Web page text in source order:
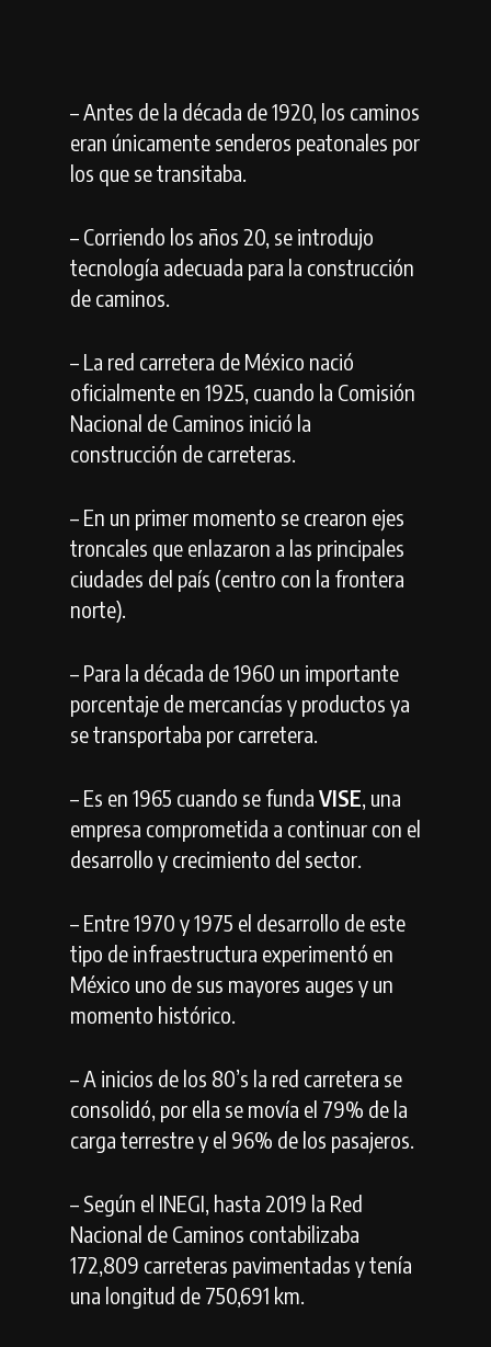
– Antes de la década de 1920, los caminos
eran únicamente senderos peatonales por
los que se transitaba.
– Corriendo los años 20, se introdujo
tecnología adecuada para la construcción
de caminos.
– La red carretera de México nació
oficialmente en 1925, cuando la Comisión
Nacional de Caminos inició la
construcción de carreteras.
– En un primer momento se crearon ejes
troncales que enlazaron a las principales
ciudades del país (centro con la frontera
norte).
– Para la década de 1960 un importante
porcentaje de mercancías y productos ya
se transportaba por carretera.
– Es en 1965 cuando se funda VISE, una
empresa comprometida a continuar con el
desarrollo y crecimiento del sector.
– Entre 1970 y 1975 el desarrollo de este
tipo de infraestructura experimentó en
México uno de sus mayores auges y un
momento histórico.
– A inicios de los 80’s la red carretera se
consolidó, por ella se movía el 79% de la
carga terrestre y el 96% de los pasajeros.
– Según el INEGI, hasta 2019 la Red
Nacional de Caminos contabilizaba
172,809 carreteras pavimentadas y tenía
una longitud de 750,691 km.